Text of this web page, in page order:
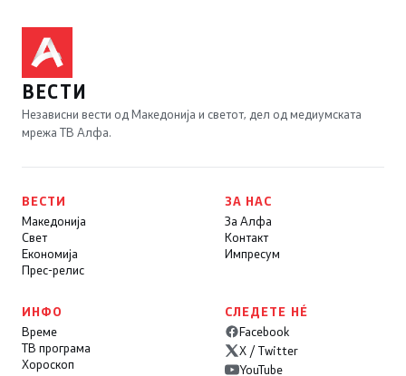
ВЕСТИ
Независни вести од Македонија и светот, дел од медиумската
мрежа ТВ Алфа.
ВЕСТИ
Македонија
Свет
Економија
Прес-релис
ЗА НАС
За Алфа
Контакт
Импресум
ИНФО
Време
ТВ програма
Хороскоп
СЛЕДЕТЕ НÉ
Facebook
X / Twitter
YouTube